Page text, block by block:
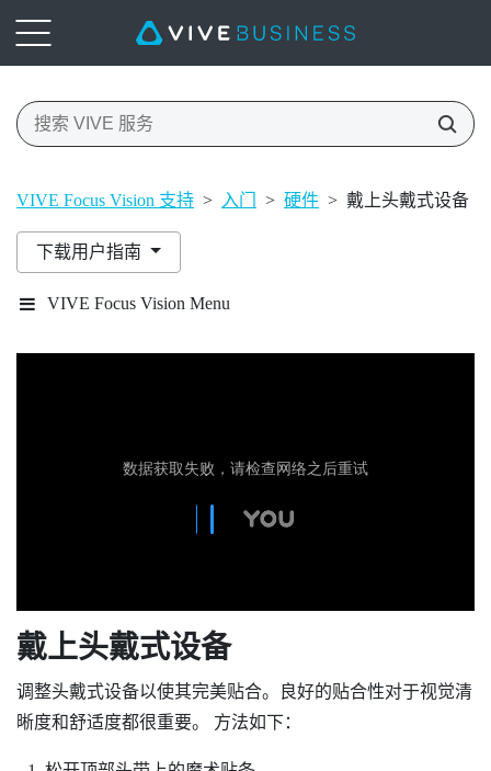
VIVE Focus Vision 支持 > 入门 > 硬件 > 戴上头戴式设备
下载用户指南
VIVE Focus Vision Menu
戴上头戴式设备
调整头戴式设备以使其完美贴合。良好的贴合性对于视觉清
晰度和舒适度都很重要。 方法如下：